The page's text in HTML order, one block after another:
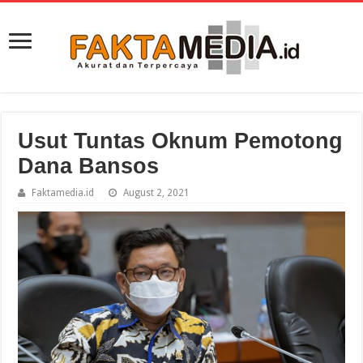
Usut Tuntas Oknum Pemotong
Dana Bansos
Faktamedia.id August 2, 2021